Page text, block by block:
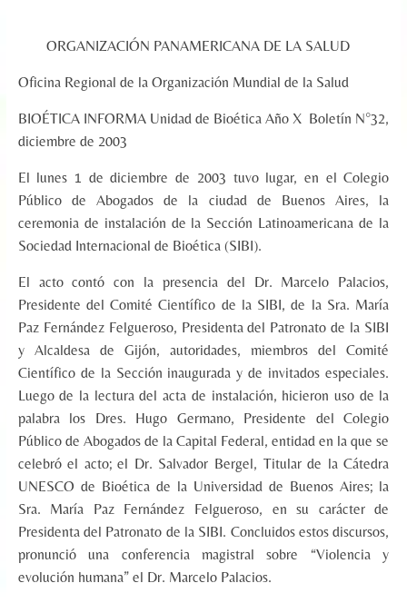
ORGANIZACIÓN PANAMERICANA DE LA SALUD
Oficina Regional de la Organización Mundial de la Salud
BIOÉTICA INFORMA Unidad de Bioética Año X Boletín N°32,
diciembre de 2003
El lunes 1 de diciembre de 2003 tuvo lugar, en el Colegio
Público de Abogados de la ciudad de Buenos Aires, la
ceremonia de instalación de la Sección Latinoamericana de la
Sociedad Internacional de Bioética (SIBI).
El acto contó con la presencia del Dr. Marcelo Palacios,
Presidente del Comité Científico de la SIBI, de la Sra. María
Paz Fernández Felgueroso, Presidenta del Patronato de la SIBI
y Alcaldesa de Gijón, autoridades, miembros del Comité
Científico de la Sección inaugurada y de invitados especiales.
Luego de la lectura del acta de instalación, hicieron uso de la
palabra los Dres. Hugo Germano, Presidente del Colegio
Público de Abogados de la Capital Federal, entidad en la que se
celebró el acto; el Dr. Salvador Bergel, Titular de la Cátedra
UNESCO de Bioética de la Universidad de Buenos Aires; la
Sra. María Paz Fernández Felgueroso, en su carácter de
Presidenta del Patronato de la SIBI. Concluidos estos discursos,
pronunció una conferencia magistral sobre “Violencia y
evolución humana” el Dr. Marcelo Palacios.